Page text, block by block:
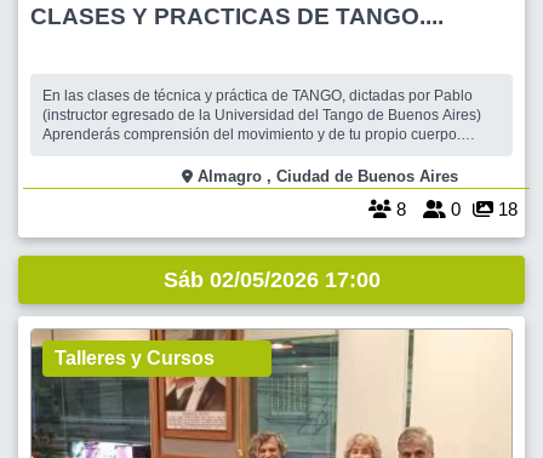
CLASES Y PRACTICAS DE TANGO....
En las clases de técnica y práctica de TANGO, dictadas por Pablo
(instructor egresado de la Universidad del Tango de Buenos Aires)
Aprenderás comprensión del movimiento y de tu propio cuerpo.
sentido de viaje, traslado de peso, concepto de eje y fuera de eje,
uso de la gravedad
Almagro , Ciudad de Buenos Aires
8 0 18
Sáb 02/05/2026 17:00
Talleres y Cursos